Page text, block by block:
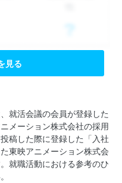
見る
就活会議の会員が登録した
メーション株式会社の採用
稿した際に登録した「入社
東映アニメーション株式会
就職活動における参考のひ